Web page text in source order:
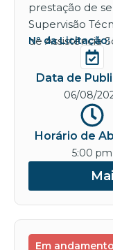
prestação de
Supervisão
de Assistência
Nº da
Data de
06/08/
Horário de
5:00 pm
Em andamento